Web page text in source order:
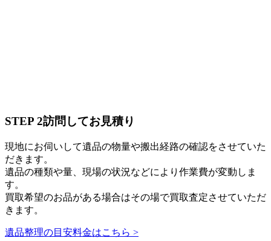
STEP 2訪問してお見積り
現地にお伺いして遺品の物量や搬出経路の確認をさせていた
だきます。
遺品の種類や量、現場の状況などにより作業費が変動しま
す。
買取希望のお品がある場合はその場で買取査定させていただ
きます。
遺品整理の目安料金はこちら >